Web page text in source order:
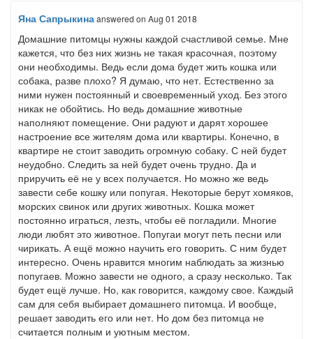
Яна Сапрыкинаanswered on Aug 01 2018
Домашние питомцы нужны каждой счастливой семье. Мне
кажется, что без них жизнь не такая красочная, поэтому
они необходимы. Ведь если дома будет жить кошка или
собака, разве плохо? Я думаю, что нет. Естественно за
ними нужен постоянный и своевременный уход. Без этого
никак не обойтись. Но ведь домашние животные
наполняют помещение. Они радуют и дарят хорошее
настроение все жителям дома или квартиры. Конечно, в
квартире не стоит заводить огромную собаку. С ней будет
неудобно. Следить за ней будет очень трудно. Да и
приручить её не у всех получается. Но можно же ведь
завести себе кошку или попугая. Некоторые берут хомяков,
морских свинок или других животных. Кошка может
постоянно играться, лезть, чтобы её погладили. Многие
люди любят это животное. Попугаи могут петь песни или
чирикать. А ещё можно научить его говорить. С ним будет
интересно. Очень нравится многим наблюдать за жизнью
попугаев. Можно завести не одного, а сразу несколько. Так
будет ещё лучше. Но, как говорится, каждому свое. Каждый
сам для себя выбирает домашнего питомца. И вообще,
решает заводить его или нет. Но дом без питомца не
считается полным и уютным местом.